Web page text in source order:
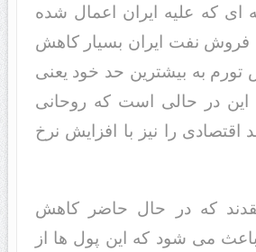
ای که علیه ایران اعمال شده
فروش نفت ایران بسیار کاهش
تورم به بیشترین حد خود یعنی
این در حالی است که روحانی
را نیز با افزایش نرخ
که در حال حاضر کاهش
می شود که این پول ها از